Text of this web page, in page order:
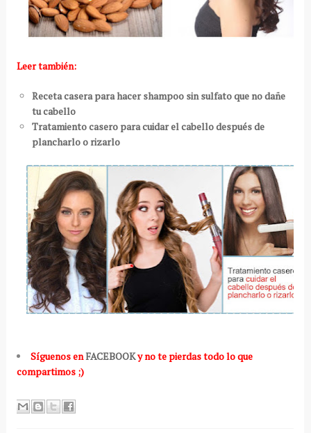
Leer también:
Receta casera para hacer shampoo sin sulfato que no dañe
tu cabello
Tratamiento casero para cuidar el cabello después de
plancharlo o rizarlo
Síguenos enFACEBOOKy no te pierdas todo lo que
compartimos ;)